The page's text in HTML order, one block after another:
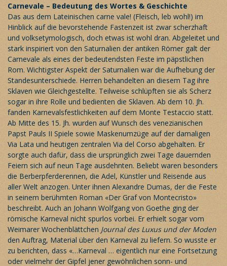
Carnevale – Bedeutung des Wortes & Geschichte
Das aus dem Lateinischen carne vale! (Fleisch, leb wohl!) im
Hinblick auf die bevorstehende Fastenzeit ist zwar scherzhaft
und volksetymologisch, doch etwas ist wohl dran. Abgeleitet und
stark inspiriert von den Saturnalien der antiken Römer galt der
Carnevale als eines der bedeutendsten Feste im päpstlichen
Rom. Wichtigster Aspekt der Saturnalien war die Aufhebung der
Standesunterschiede. Herren behandelten an diesem Tag ihre
Sklaven wie Gleichgestellte. Teilweise schlüpften sie als Scherz
sogar in ihre Rolle und bedienten die Sklaven. Ab dem 10. Jh.
fanden Karnevalsfestlichkeiten auf dem Monte Testaccio statt.
Ab Mitte des 15. Jh. wurden auf Wunsch des venezianischen
Papst Pauls II Spiele sowie Maskenumzüge auf der damaligen
Via Lata und heutigen zentralen Via del Corso abgehalten. Er
sorgte auch dafür, dass die ursprünglich zwei Tage dauernden
Feiern sich auf neun Tage ausdehnten. Beliebt waren besonders
die Berberpferderennen, die Adel, Künstler und Reisende aus
aller Welt anzogen. Unter ihnen Alexandre Dumas, der die Feste
in seinem berühmten Roman «Der Graf von Montecristo»
beschreibt. Auch an Johann Wolfgang von Goethe ging der
römische Karneval nicht spurlos vorbei. Er erhielt sogar vom
Weimarer Wochenblättchen Journal des Luxus und der Moden
den Auftrag, Material über den Karneval zu liefern. So wusste er
zu berichten, dass «…Karneval … eigentlich nur eine Fortsetzung
oder vielmehr der Gipfel jener gewöhnlichen sonn- und